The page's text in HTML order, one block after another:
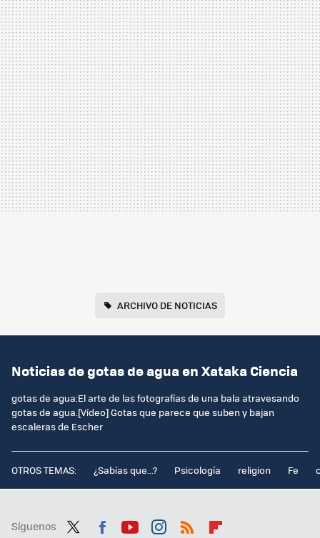
ARCHIVO DE NOTICIAS
Noticias de gotas de agua en Xataka Ciencia
gotas de agua:El arte de las fotografías de una bala atravesando
gotas de agua.[Vídeo] Gotas que parece que suben y bajan
escaleras de Escher
OTROS TEMAS: ¿Sabías que...? Psicología religion Fe
Síguenos